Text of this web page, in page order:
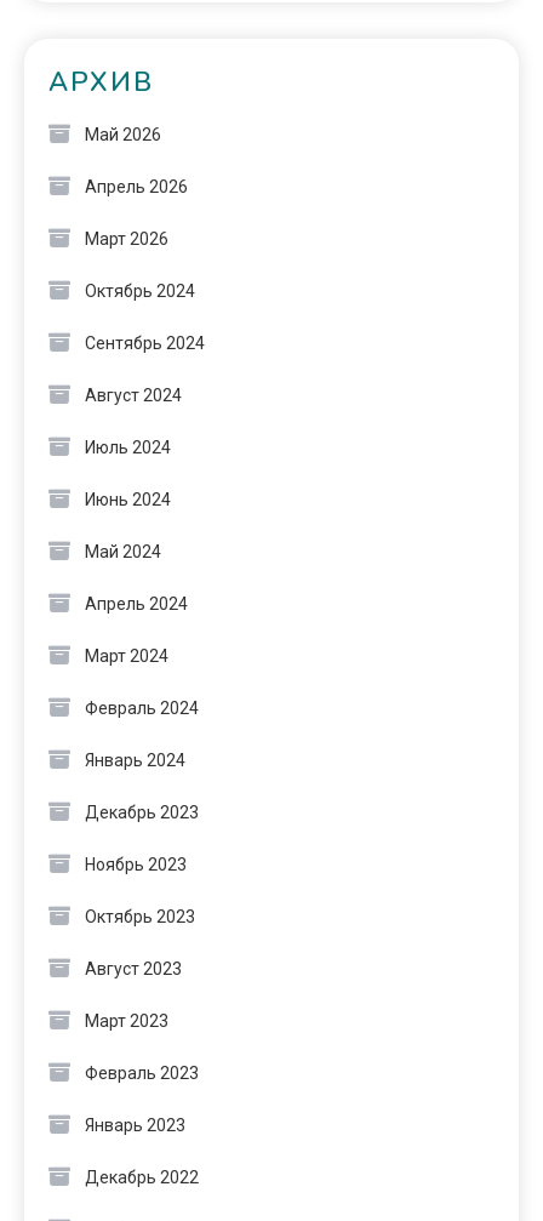
АРХИВ
Май 2026
Апрель 2026
Март 2026
Октябрь 2024
Сентябрь 2024
Август 2024
Июль 2024
Июнь 2024
Май 2024
Апрель 2024
Март 2024
Февраль 2024
Январь 2024
Декабрь 2023
Ноябрь 2023
Октябрь 2023
Август 2023
Март 2023
Февраль 2023
Январь 2023
Декабрь 2022